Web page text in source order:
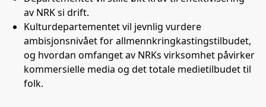
av NRK si drift.
Kulturdepartementet vil jevnlig vurdere
ambisjonsnivået for allmennkringkastingstilbudet,
og hvordan omfanget av NRKs virksomhet påvirker
kommersielle media og det totale medietilbudet til
folk.